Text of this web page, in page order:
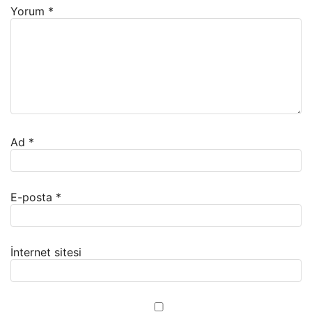
Yorum *
Ad *
E-posta *
İnternet sitesi